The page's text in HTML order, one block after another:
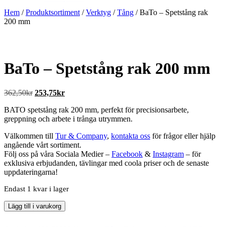
Hem /Produktsortiment /Verktyg /Tång / BaTo – Spetstång rak
200 mm
BaTo – Spetstång rak 200 mm
362,50kr Det
priset
var:
253,75krDet
priset
är:
BATO spetstång rak 200 mm, perfekt för precisionsarbete,
greppning och arbete i trånga utrymmen.
Välkommen till Tur & Company, kontakta oss för frågor eller hjälp
angående vårt sortiment.
Följ oss på våra Sociala Medier – Facebook & Instagram – för
exklusiva erbjudanden, tävlingar med coola priser och de senaste
uppdateringarna!
Endast 1 kvar i lager
BaTo
-
Lägg till i varukorg